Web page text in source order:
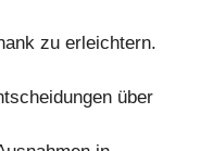
zu erleichtern.
über